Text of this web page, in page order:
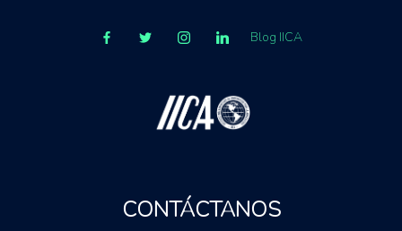
Blog IICA
CONTÁCTANOS